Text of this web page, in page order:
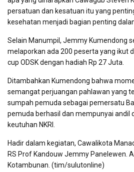
persatuan dan kesatuan itu yang
kesehatan menjadi bagian penting
Selain Manumpil, Jemmy Kumendong
melaporkan ada 200 peserta yang ikut
cup ODSK dengan hadiah Rp 27 Juta.
Ditambahkan Kumendong bahwa
semangat perjuangan pahlawan yang
sumpah pemuda sebagai pemersatu
pemuda berhasil dan mempunyai andil
keutuhan NKRI.
Hadir dalam kegiatan, Cawalikota
RS Prof Kandouw Jemmy Panelewen.
Kotambunan. (tim/sulutonline)